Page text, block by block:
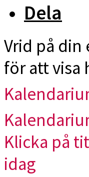
Dela
Vrid på
för att visa
Klicka på
idag